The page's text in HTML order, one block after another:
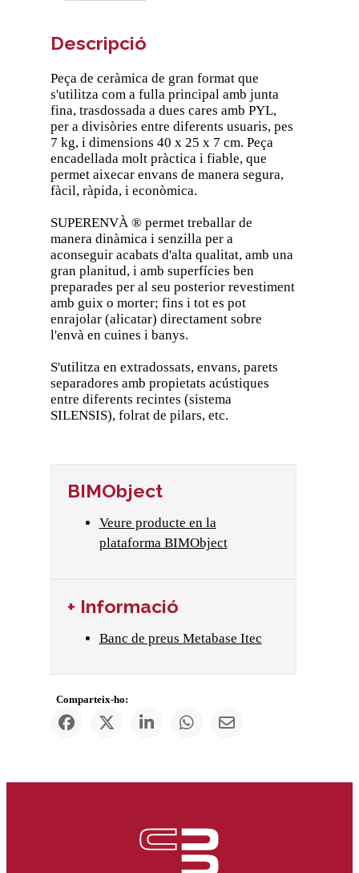
Descripció
Peça de ceràmica de gran format que
s'utilitza com a fulla principal amb junta
fina, trasdossada a dues cares amb PYL,
per a divisòries entre diferents usuaris, pes
7 kg, i dimensions 40 x 25 x 7 cm. Peça
encadellada molt pràctica i fiable, que
permet aixecar envans de manera segura,
fàcil, ràpida, i econòmica.
SUPERENVÀ ® permet treballar de
manera dinàmica i senzilla per a
aconseguir acabats d'alta qualitat, amb una
gran planitud, i amb superfícies ben
preparades per al seu posterior revestiment
amb guix o morter; fins i tot es pot
enrajolar (alicatar) directament sobre
l'envà en cuines i banys.
S'utilitza en extradossats, envans, parets
separadores amb propietats acústiques
entre diferents recintes (sistema
SILENSIS), folrat de pilars, etc.
BIMObject
Veure producte en la
plataforma BIMObject
+ Informació
Banc de preus Metabase Itec
Comparteix-ho: